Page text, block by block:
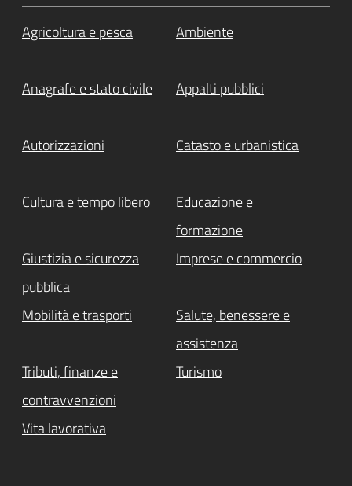
Agricoltura e pesca Ambiente
Anagrafe e stato civile Appalti pubblici
Autorizzazioni Catasto e urbanistica
Cultura e tempo libero
Educazione e
formazione
Giustizia e sicurezza
pubblica
Imprese e commercio
Mobilità e trasporti
Salute, benessere e
assistenza
Tributi, finanze e
contravvenzioni
Turismo
Vita lavorativa